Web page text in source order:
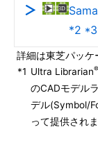
*2 *3
詳細は東芝パッケ
*1 Ultra Librarian®
のCADモデル
デル(Symbol/
って提供されま